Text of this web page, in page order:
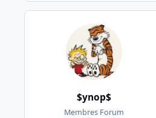
$ynop$
Membres Forum